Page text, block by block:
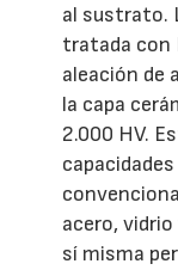
al sustrato.
tratada con
aleación de
la capa
2.000 HV.
acero,
sí misma